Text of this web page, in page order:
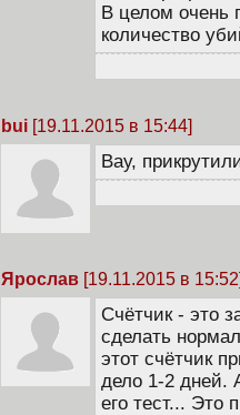
В целом очень
количество
bui [19.11.2015 в 15:44]
Вау,
Ярослав [19.11.2015 в
Счётчик - это
сделать
этот счётчик
дело 1-2 дней.
его тест... Это